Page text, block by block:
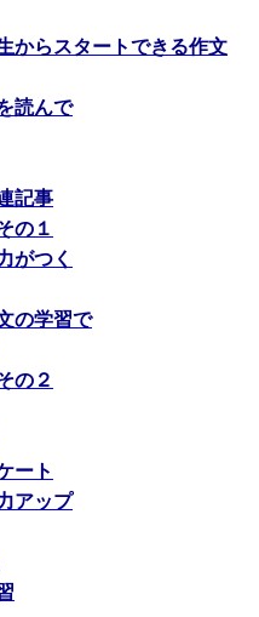
らスタートできる作文
読んで
記事
の１
がつく
の学習で
の２
ート
アップ